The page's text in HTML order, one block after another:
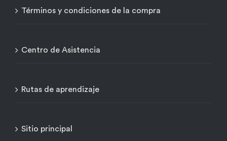
Términos y condiciones de la compra
Centro de Asistencia
Rutas de aprendizaje
Sitio principal